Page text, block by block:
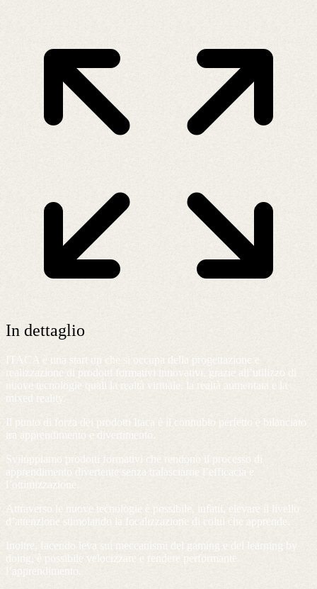
In dettaglio
ITACA è una start up che si occupa della progettazione e
realizzazione di prodotti formativi innovativi, grazie all’utilizzo di
nuove tecnologie quali la realtà virtuale, la realtà aumentata e la
mixed reality.
Il punto di forza dei prodotti Itaca è il connubio perfetto e bilanciato
tra apprendimento e divertimento.
Sviluppiamo prodotti formativi che rendono il processo di
apprendimento divertente senza tralasciarne l’efficacia e
l’ottimizzazione.
Attraverso le nuove tecnologie è possibile, infatti, elevare il livello
d’attenzione stimolando la focalizzazione di colui che apprende.
Inoltre, facendo leva sui meccanismi del gaming e del learning by
doing, è possibile velocizzare e rendere performante
l’apprendimento.